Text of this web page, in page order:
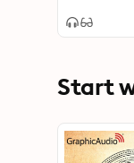
Start